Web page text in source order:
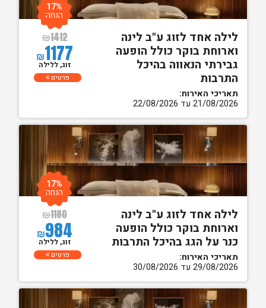
לילה אחד לזוג ע"ב לינה
וארוחת בוקר כולל הופעה
גבירתי הנאווה בהיכל
התרבות
תאריכי האירוח:
21/08/2026 עד 22/08/2026
₪1412
₪1177
17%
הנחה
זוג, ללילה
פרטים
לילה אחד לזוג ע"ב לינה
וארוחת בוקר כולל הופעה
כנר על הגג בהיכל התרבות
תאריכי האירוח:
29/08/2026 עד 30/08/2026
₪1180
₪984
17%
הנחה
זוג, ללילה
פרטים